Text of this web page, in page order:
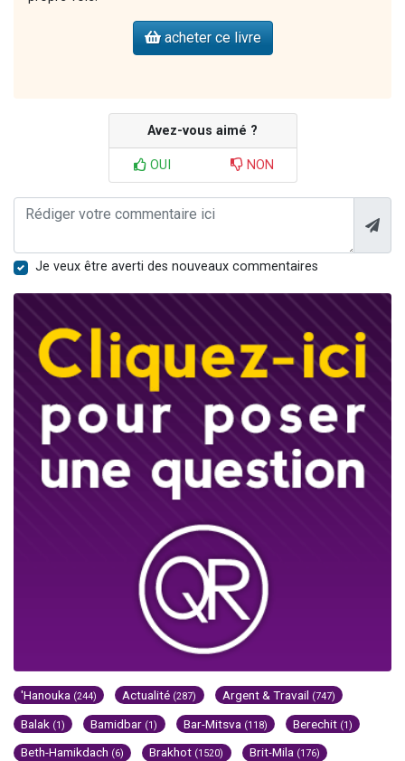
acheter ce livre
Avez-vous aimé ?
OUI NON
Je veux être averti des nouveaux commentaires
'Hanouka (244) Actualité (287) Argent & Travail (747)
Balak (1) Bamidbar (1) Bar-Mitsva (118) Berechit (1)
Beth-Hamikdach (6) Brakhot (1520) Brit-Mila (176)